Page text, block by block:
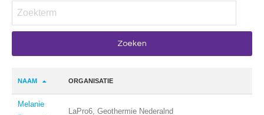
NAAM ORGANISATIE
Melanie
LaPro6, Geothermie Nederalnd